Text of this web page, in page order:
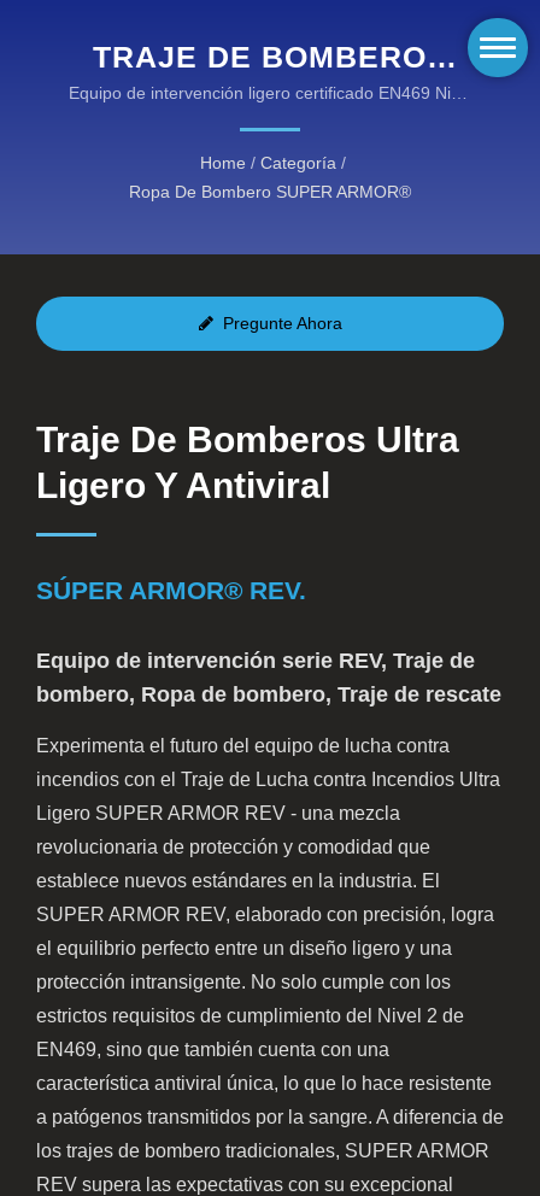
TRAJE DE BOMBEROS
ULTRALIGERO Y
ANTIVIRAL - SERIE
SUPER ARMOR REV
Equipo de intervención ligero certificado EN469 Nivel
Home / Categoría /
Ropa De Bombero SUPER ARMOR®
Pregunte Ahora
Traje De Bomberos Ultra
Ligero Y Antiviral
SÚPER ARMOR® REV.
Equipo de intervención serie REV, Traje de
bombero, Ropa de bombero, Traje de rescate
Experimenta el futuro del equipo de lucha contra
incendios con el Traje de Lucha contra Incendios Ultra
Ligero SUPER ARMOR REV - una mezcla
revolucionaria de protección y comodidad que
establece nuevos estándares en la industria. El
SUPER ARMOR REV, elaborado con precisión, logra
el equilibrio perfecto entre un diseño ligero y una
protección intransigente. No solo cumple con los
estrictos requisitos de cumplimiento del Nivel 2 de
EN469, sino que también cuenta con una
característica antiviral única, lo que lo hace resistente
a patógenos transmitidos por la sangre. A diferencia de
los trajes de bombero tradicionales, SUPER ARMOR
REV supera las expectativas con su excepcional